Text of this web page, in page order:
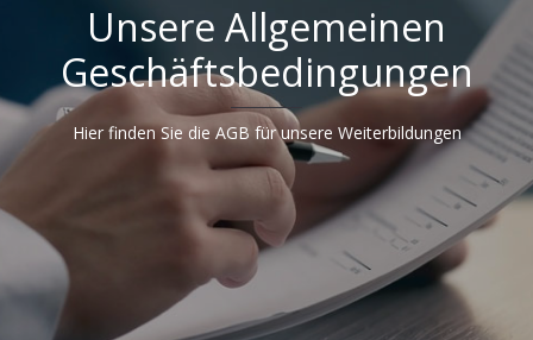
Unsere Allgemeinen
Geschäftsbedingungen
Hier finden Sie die AGB für unsere Weiterbildungen